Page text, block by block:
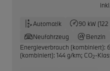
Automatik 90 kW (122
Neufahrzeug
Benzin
Energieverbrauch (kombiniert):
(kombiniert): 144 g/km; CO2-